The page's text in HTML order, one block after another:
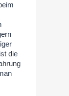
die